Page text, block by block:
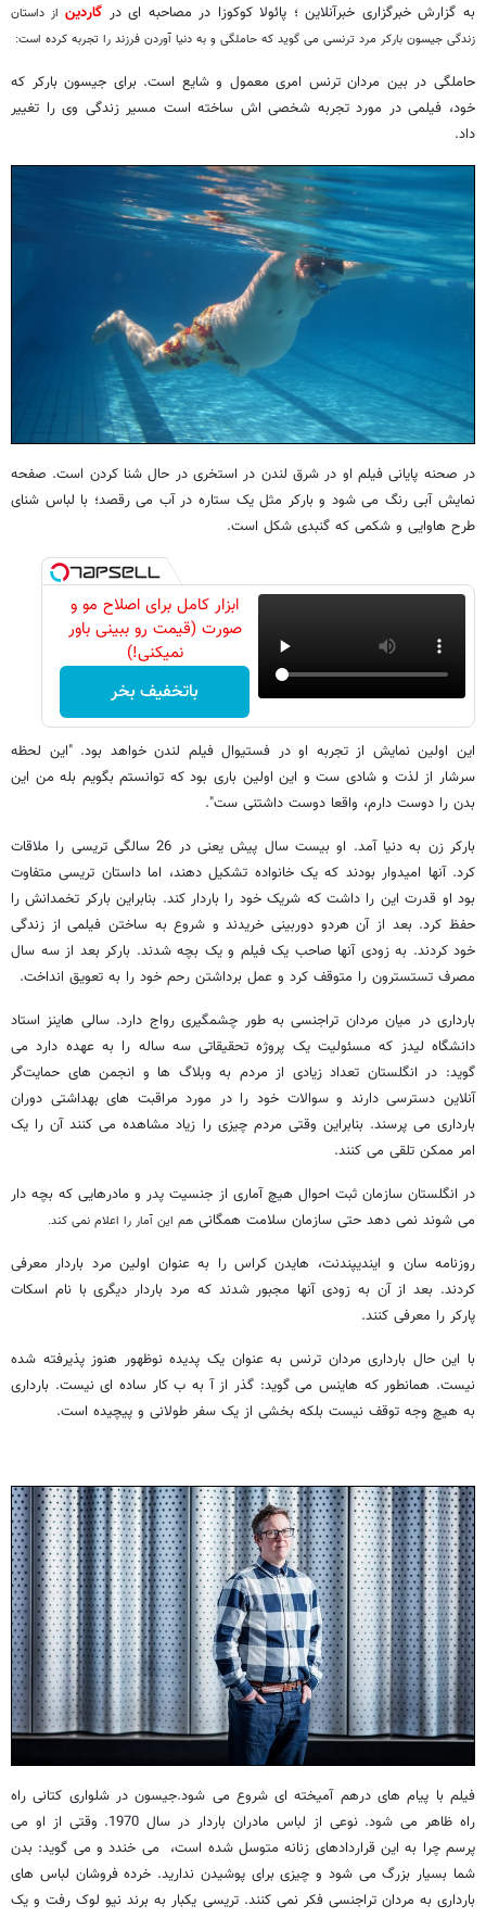
به گزارش خبرگزاری خبرآنلاین ؛ پائولا کوکوزا در مصاحبه ای در گاردین از داستان
زندگی جیسون بارکر مرد ترنسی می گوید که حاملگی و به دنیا آوردن فرزند را تجربه کرده است:
حاملگی در بین مردان ترنس امری معمول و شایع است. برای جیسون بارکر که
خود، فیلمی در مورد تجربه شخصی اش ساخته است مسیر زندگی وی را تغییر
داد.
در صحنه پایانی فیلم او در شرق لندن در استخری در حال شنا کردن است. صفحه
نمایش آبی رنگ می شود و بارکر مثل یک ستاره در آب می رقصد؛ با لباس شنای
طرح هاوایی و شکمی که گنبدی شکل است.
ابزار کامل برای اصلاح مو و
صورت (قیمت رو ببینی باور
نمیکنی!)
باتخفیف بخر
این اولین نمایش از تجربه او در فستیوال فیلم لندن خواهد بود. "این لحظه
سرشار از لذت و شادی ست و این اولین باری بود که توانستم بگویم بله من این
بدن را دوست دارم، واقعا دوست داشتنی ست".
بارکر زن به دنیا آمد. او بیست سال پیش یعنی در 26 سالگی تریسی را ملاقات
کرد. آنها امیدوار بودند که یک خانواده تشکیل دهند، اما داستان تریسی متفاوت
بود او قدرت این را داشت که شریک خود را باردار کند. بنابراین بارکر تخمدانش را
حفظ کرد. بعد از آن هردو دوربینی خریدند و شروع به ساختن فیلمی از زندگی
خود کردند. به زودی آنها صاحب یک فیلم و یک بچه شدند. بارکر بعد از سه سال
مصرف تستسترون را متوقف کرد و عمل برداشتن رحم خود را به تعویق انداخت.
بارداری در میان مردان تراجنسی به طور چشمگیری رواج دارد. سالی هاینز استاد
دانشگاه لیدز که مسئولیت یک پروژه تحقیقاتی سه ساله را به عهده دارد می
گوید: در انگلستان تعداد زیادی از مردم به وبلاگ ها و انجمن های حمایت‌گر
آنلاین دسترسی دارند و سوالات خود را در مورد مراقبت های بهداشتی دوران
بارداری می پرسند. بنابراین وقتی مردم چیزی را زیاد مشاهده می کنند آن را یک
امر ممکن تلقی می کنند.
در انگلستان سازمان ثبت احوال هیچ آماری از جنسیت پدر و مادرهایی که بچه دار
می شوند نمی دهد حتی سازمان سلامت همگانی هم این آمار را اعلام نمی کند.
روزنامه سان و ایندیپندنت، هایدن کراس را به عنوان اولین مرد باردار معرفی
کردند. بعد از آن به زودی آنها مجبور شدند که مرد باردار دیگری با نام اسکات
پارکر را معرفی کنند.
با این حال بارداری مردان ترنس به عنوان یک پدیده نوظهور هنوز پذیرفته شده
نیست. همانطور که هاینس می گوید: گذر از آ به ب کار ساده ای نیست. بارداری
به هیچ وجه توقف نیست بلکه بخشی از یک سفر طولانی و پیچیده است.
فیلم با پیام های درهم آمیخته ای شروع می شود.جیسون در شلواری کتانی راه
راه ظاهر می شود. نوعی از لباس مادران باردار در سال 1970. وقتی از او می
پرسم چرا به این قراردادهای زنانه متوسل شده است، می خندد و می گوید: بدن
شما بسیار بزرگ می شود و چیزی برای پوشیدن ندارید. خرده فروشان لباس های
بارداری به مردان تراجنسی فکر نمی کنند. تریسی یکبار به برند نیو لوک رفت و یک